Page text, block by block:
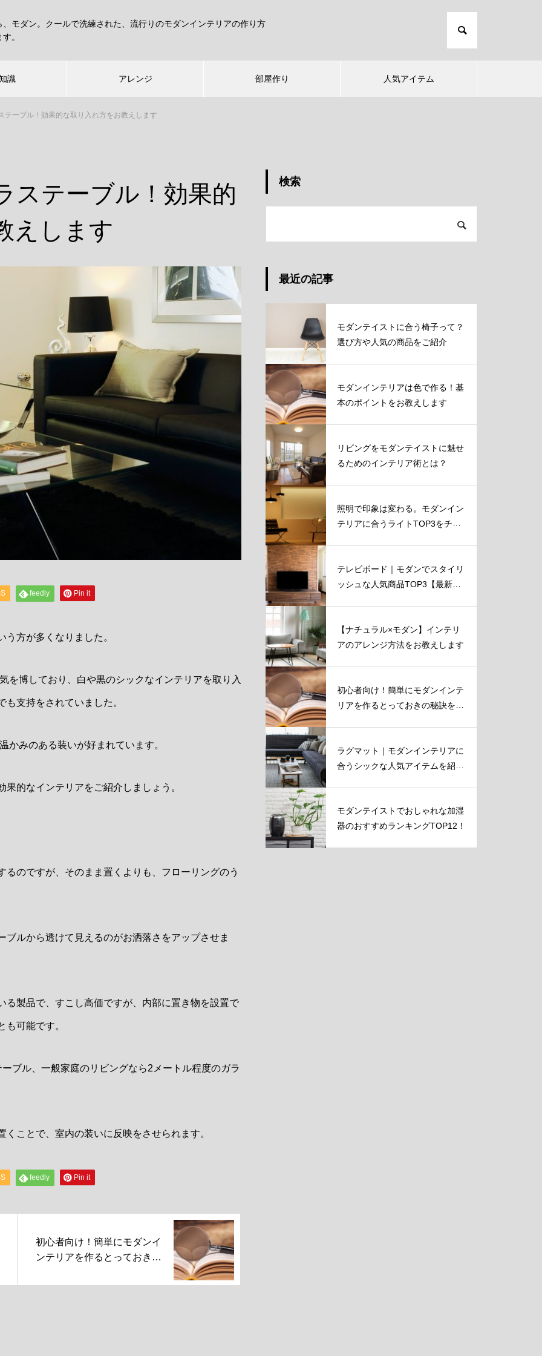
、モダン。クールで洗練された、流行りのモダンインテリアの作り方
。
識 アレンジ 部屋作り 人気アイテム
テーブル！効果的な取り入れ方をお教えします
ステーブル！効果的
えします
feedly Pin it
方が多くなりました。
を博しており、白や黒のシックなインテリアを取り入
支持をされていました。
かみのある装いが好まれています。
的なインテリアをご紹介しましょう。
のですが、そのまま置くよりも、フローリングのう
ルから透けて見えるのがお洒落さをアップさせま
製品で、すこし高価ですが、内部に置き物を設置で
可能です。
ブル、一般家庭のリビングなら2メートル程度のガラ
ことで、室内の装いに反映をさせられます。
feedly Pin it
初心者向け！簡単にモダンイ
ンテリアを作るとっておきの
検索
最近の記事
モダンテイストに合う椅子って？
選び方や人気の商品をご紹介
モダンインテリアは色で作る！基
本のポイントをお教えします
リビングをモダンテイストに魅せ
るためのインテリア術とは？
照明で印象は変わる。モダンイン
テリアに合うライトTOP3をチェ
テレビボード｜モダンでスタイリ
ッシュな人気商品TOP3【最新
【ナチュラル×モダン】インテリ
アのアレンジ方法をお教えします
初心者向け！簡単にモダンインテ
リアを作るとっておきの秘訣を伝
ラグマット｜モダンインテリアに
合うシックな人気アイテムを紹
モダンテイストでおしゃれな加湿
器のおすすめランキングTOP12！